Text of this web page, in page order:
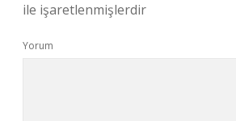
ile işaretlenmişlerdir
Yorum